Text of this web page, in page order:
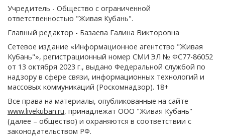
Учредитель - Общество с ограниченной
ответственностью "Живая Кубань".
Главный редактор - Базаева Галина Викторовна
Сетевое издание «Информационное агентство "Живая
Кубань"», регистрационный номер СМИ ЭЛ № ФС77-86052
от 13 октября 2023 г., выдано Федеральной службой по
надзору в сфере связи, информационных технологий и
массовых коммуникаций (Роскомнадзор). 18+
Все права на материалы, опубликованные на сайте
www.livekuban.ru, принадлежат ООО "Живая Кубань"
(далее – общество) и охраняются в соответствии с
законодательством РФ.